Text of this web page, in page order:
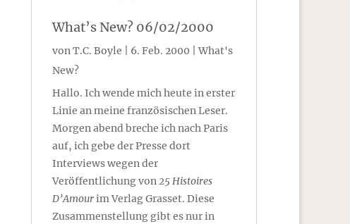
What’s New? 06/02/2000
vonT.C. Boyle 6. Feb. 2000 |What's
New?
Hallo. Ich wende mich heute in erster
Linie an meine französischen Leser.
Morgen abend breche ich nach Paris
auf, ich gebe der Presse dort
Interviews wegen der
Veröffentlichung von25 Histoires
D’Amourim Verlag Grasset. Diese
Zusammenstellung gibt es nur in